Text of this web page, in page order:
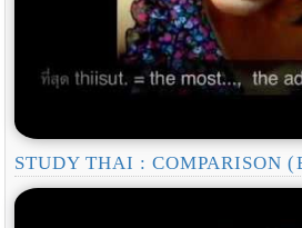
STUDY THAI : COMPARISON